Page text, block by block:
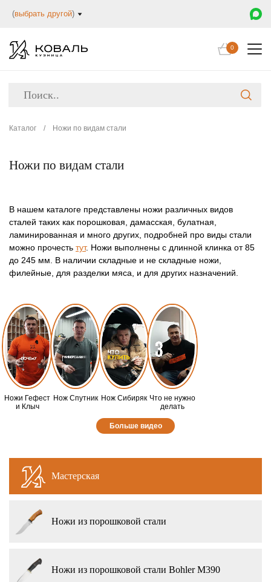
(выбрать другой)
0
Каталог / Ножи по видам стали
Ножи по видам стали
В нашем каталоге представлены ножи различных видов
сталей таких как порошковая, дамасская, булатная,
ламинированная и много других, подробней про виды стали
можно прочесть тут. Ножи выполнены с длинной клинка от 85
до 245 мм. В наличии складные и не складные ножи,
филейные, для разделки мяса, и для других назначений.
Ножи Гефест
и Клыч
Нож Спутник Нож Сибиряк Что не нужно
делать
Больше видео
Мастерская
Ножи из порошковой стали
Ножи из порошковой стали Bohler M390